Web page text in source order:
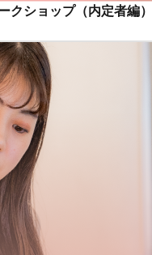
クショップ（内定者編